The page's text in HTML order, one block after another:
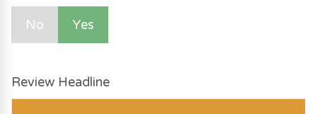
No Yes
Review Headline